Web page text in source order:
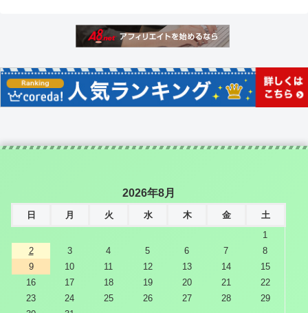
2026年8月
日 月 火 水 木 金
土
1
2
3 4 5 6 7
8
9
10 11 12 13 14
15
16
17 18 19 20 21
22
23
24 25 26 27 28
29